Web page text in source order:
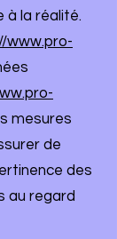
la réalité.
www.pro-
mesures
de
des
au regard